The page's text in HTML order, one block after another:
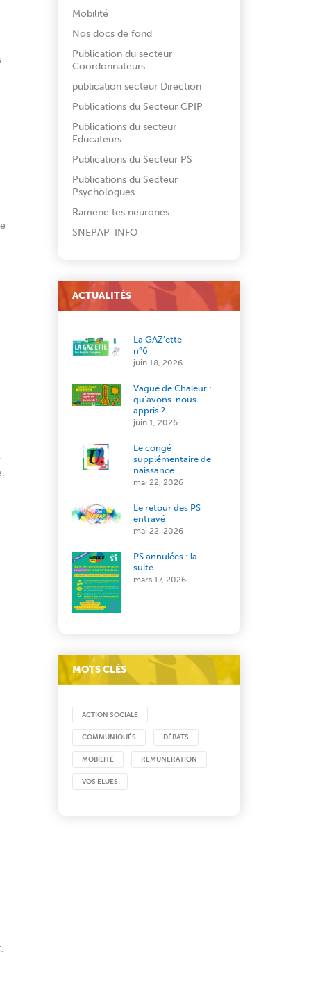
Mobilité
Nos docs de fond
Publication du secteur
Coordonnateurs
publication secteur Direction
Publications du Secteur CPIP
Publications du secteur
Educateurs
Publications du Secteur PS
Publications du Secteur
Psychologues
Ramene tes neurones
SNEPAP-INFO
ACTUALITÉS
La GAZ’ette
n°6
juin 18, 2026
Vague de Chaleur :
qu’avons-nous
appris ?
juin 1, 2026
Le congé
supplémentaire de
naissance
mai 22, 2026
Le retour des PS
entravé
mai 22, 2026
PS annulées : la
suite
mars 17, 2026
MOTS CLÉS
ACTION SOCIALE
COMMUNIQUÉS DÉBATS
MOBILITÉ REMUNERATION
VOS ÉLUES